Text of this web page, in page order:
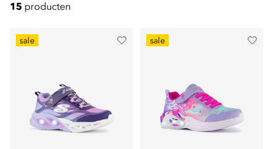
15 producten
sale sale